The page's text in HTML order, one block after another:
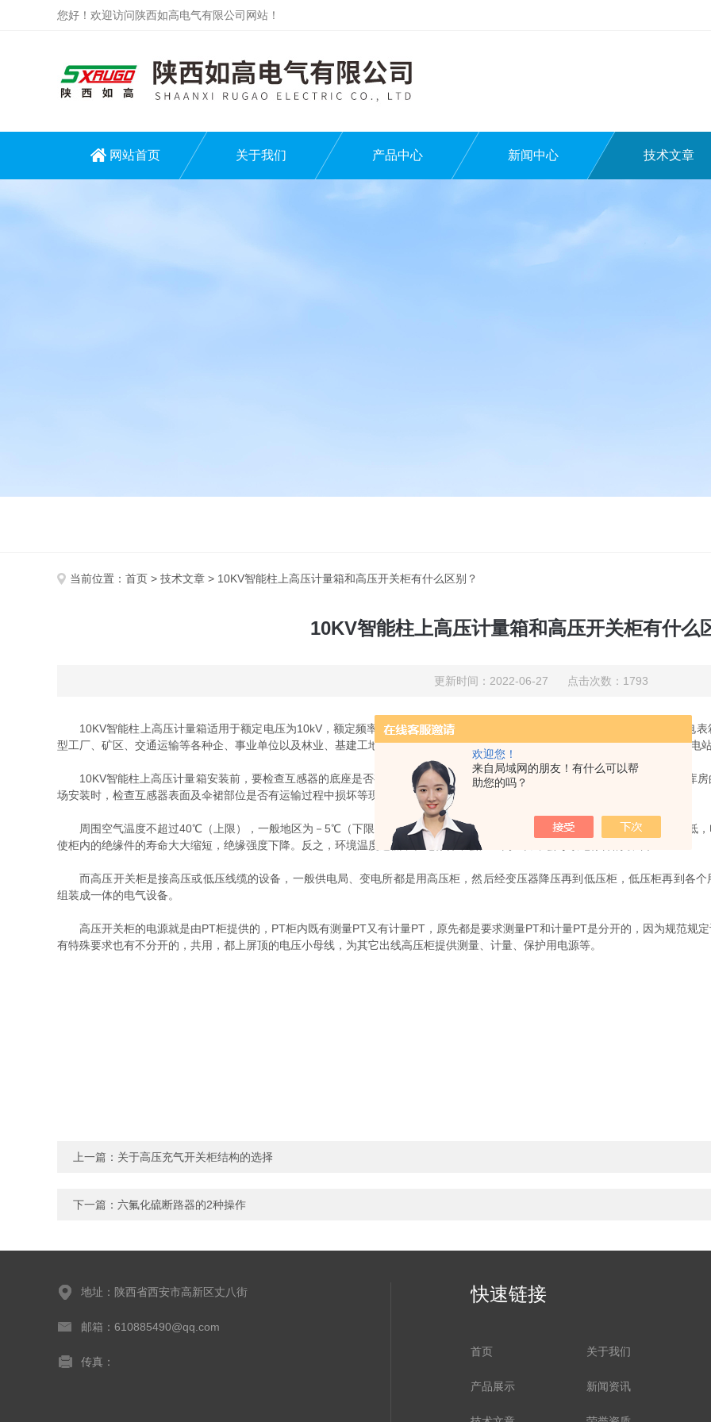
欢迎您！
来自局域网的朋友！有什么可以帮
助您的吗？
您好！欢迎访问陕西如高电气有限公司网站！
网站首页 关于我们 产品中心 新闻中心 技术文章
当前位置： 首页 > 技术文章 > 10KV智能柱上高压计量箱和高压开关柜有什么区别？
10KV智能柱上高压计量箱和高压开关柜有什么
更新时间：2022-06-27 点击次数：1793
10KV智能柱上高压计量箱适用于额定电压为10kV，额定频率为50－60Hz的三相交流网路上作电能计量用，由组合互感器和电
型工厂、矿区、交通运输等各种企、事业单位以及林业、基建工地暂设供电站的高压输电线路的电能计量。小电站发电量计量或小电
10KV智能柱上高压计量箱安装前，要检查互感器的底座是否有松动现象，保证互感器上杆后的稳固性，对于长期裸露存放于库
场安装时，检查互感器表面及伞裙部位是否有运输过程中损坏等现象。
周围空气温度不超过40℃（上限），一般地区为－5℃（下限），严寒地区可以为－15℃。环境温度过高，金属的导电率会减低，
使柜内的绝缘件的寿命大大缩短，绝缘强度下降。反之，环境温度过低，在绝缘件中会产生内应力，会导致绝缘件的破坏。
而高压开关柜是接高压或低压线缆的设备，一般供电局、变电所都是用高压柜，然后经变压器降压再到低压柜，低压柜再到各
组装成一体的电气设备。
高压开关柜的电源就是由PT柜提供的，PT柜内既有测量PT又有计量PT，原先都是要求测量PT和计量PT是分开的，因为规范规
有特殊要求也有不分开的，共用，都上屏顶的电压小母线，为其它出线高压柜提供测量、计量、保护用电源等。
上一篇： 关于高压充气开关柜结构的选择
下一篇： 六氟化硫断路器的2种操作
地址：陕西省西安市高新区丈八街
邮箱：610885490@qq.com
传真：
快速链接
首页 关于我们
产品展示 新闻资讯